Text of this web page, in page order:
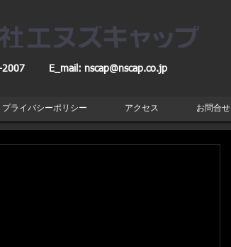
2007 E_mail: nscap@nscap.co.jp
プライバシーポリシー アクセス お問合せ